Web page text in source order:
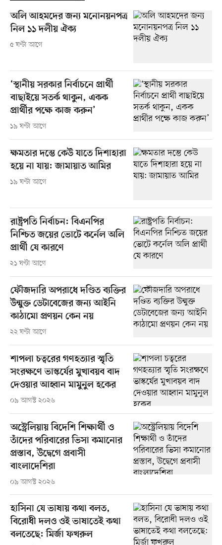
অলি আহমদের জন্য মনোনয়নপত্র
নিল ১১ দলীয় ঐক্য
৫ ঘণ্টা আগে
‘স্থানীয় সরকার নির্বাচনে প্রার্থী
বাছাইয়ে সতর্ক থাকুন, একক
প্রার্থীর পক্ষে কাজ করুন’
১৯ ঘণ্টা আগে
ক্ষমতার দম্ভে কেউ যাতে দিশাহারা
হয়ে না যায়: জামায়াত আমির
১৯ ঘণ্টা আগে
রাষ্ট্রপতি নির্বাচন: বিএনপির
নিশ্চিত জয়ের ভোটে কর্নেল অলি
প্রার্থী যে কারণে
২১ ঘণ্টা আগে
ফৌজদারি অপরাধে দণ্ডিত ব্যক্তির
উন্মুক্ত ডেটাবেজের জন্য আইনি
কাঠামো প্রণয়ন কেন নয়
২২ ঘণ্টা আগে
শাপলা চত্বরের গণহত্যার স্মৃতি
সংরক্ষণে ভাস্কর্যের মুখাবয়ব বাদ
দেওয়ার আহ্বান মামুনুল হকের
০৯ আগস্ট ২০২৬
অস্ট্রেলিয়ায় বিদেশি শিক্ষার্থী ও
তাঁদের পরিবারের ভিসা কমানোর
প্রস্তাব, উদ্বেগে প্রবাসী
বাংলাদেশিরা
০৯ আগস্ট ২০২৬
হাসিনা যে ভাষায় কথা বলত,
বিরোধী দলও ওই ভাষাতেই কথা
বলতেছে: মির্জা ফখরুল